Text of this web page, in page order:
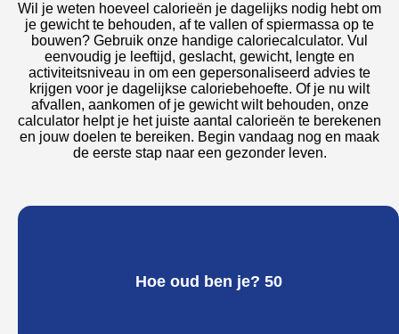
Wil je weten hoeveel calorieën je dagelijks nodig hebt om
je gewicht te behouden, af te vallen of spiermassa op te
bouwen? Gebruik onze handige caloriecalculator. Vul
eenvoudig je leeftijd, geslacht, gewicht, lengte en
activiteitsniveau in om een gepersonaliseerd advies te
krijgen voor je dagelijkse caloriebehoefte. Of je nu wilt
afvallen, aankomen of je gewicht wilt behouden, onze
calculator helpt je het juiste aantal calorieën te berekenen
en jouw doelen te bereiken. Begin vandaag nog en maak
de eerste stap naar een gezonder leven.
Hoe oud ben je? 50